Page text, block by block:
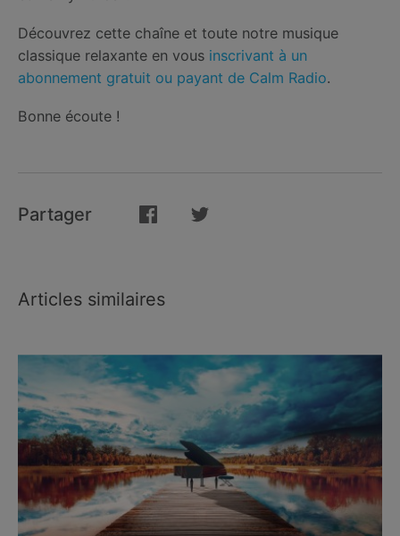
Découvrez cette chaîne et toute notre musique
classique relaxante en vous inscrivant à un
abonnement gratuit ou payant de Calm Radio.
Bonne écoute !
Partager
Articles similaires